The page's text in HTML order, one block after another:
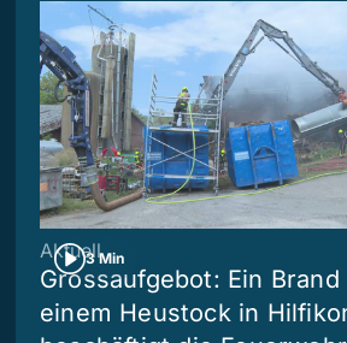
3 Min
Aktuell
Grossaufgebot: Ein Brand
einem Heustock in